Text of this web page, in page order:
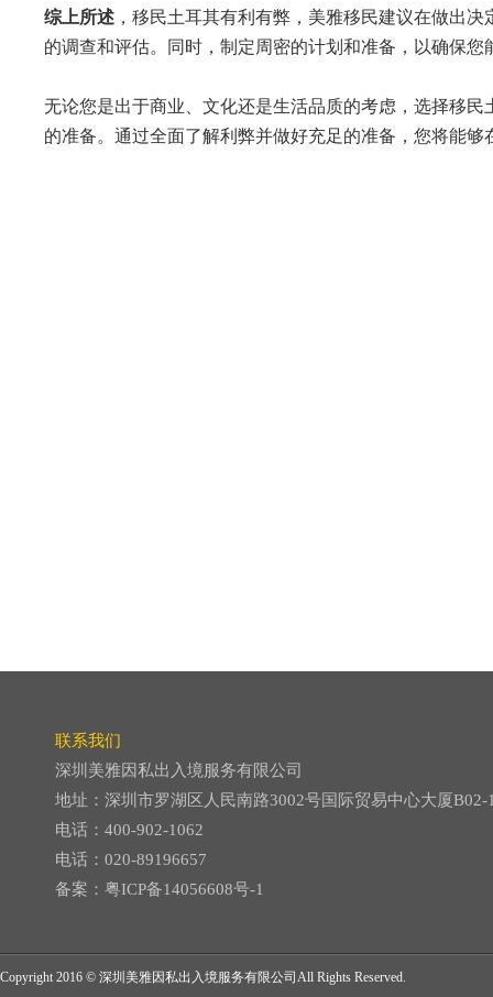
综上所述 ，移民土耳其有利有弊， 美雅移民建议在做出决
的调查和评估。同时，制定周密的计划和准备，以确保
无论您是出于商业、文化还是生活品质的考虑，选择移
的准备。通过全面了解利弊并做好充足的准备，您将能
联系我们
深圳美雅因私出入境服务有限公司
地址：深圳市罗湖区人民南路3002号国际贸易中心大厦B02-
电话：400-902-1062
电话：020-89196657
备案： 粤ICP备14056608号-1
Copyright 2016 © 深圳美雅因私出入境服务有限公司All Rights Reserved.